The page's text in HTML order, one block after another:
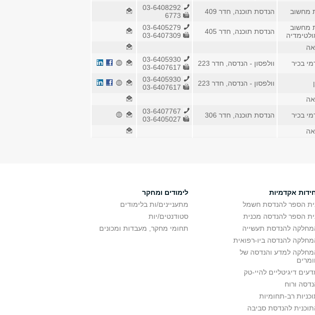
מחשוב הנדסת תוכנה, חדר 409
מחשוב
הנדסת תוכנה, חדר 405
בכיר וולפסון - הנדסה, חדר 223
וולפסון - הנדסה, חדר 223
בכיר הנדסת תוכנה, חדר 306
אקדמיות
הספר להנדסת חשמל
הספר להנדסה מכנית
להנדסת תעשייה
להנדסה ביו-רפואית
למדע והנדסה של
דיגיטליים להיי-טק
ורוח
רב-תחומיות
להנדסת סביבה
לימודים ומחקר
מתעניינים/ות בלימודים
סטודנטים/יות
תחומי מחקר, מעבדות ומכונים